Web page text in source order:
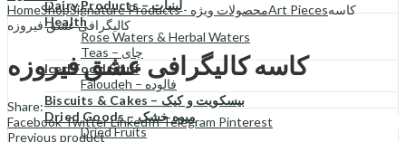
Try Your Luck!
Dairy Products – لبنیات
Health
Rose Waters & Herbal Waters
Teas – چای
Iced Food Stuff
Faloudeh – فالوده
Biscuits & Cakes – بیسکویت و کیک
Dried Goods – میوه خشک
Dried Fruits
HomeShop Signature Products - محصولات ویژهArt Piecesکاسه
کالیگرافی عشق فیروزه
کاسه کالیگرافی عشق فیروزه
Share:
FacebookTwitterLinkedInTelegram Pinterest
Previous product